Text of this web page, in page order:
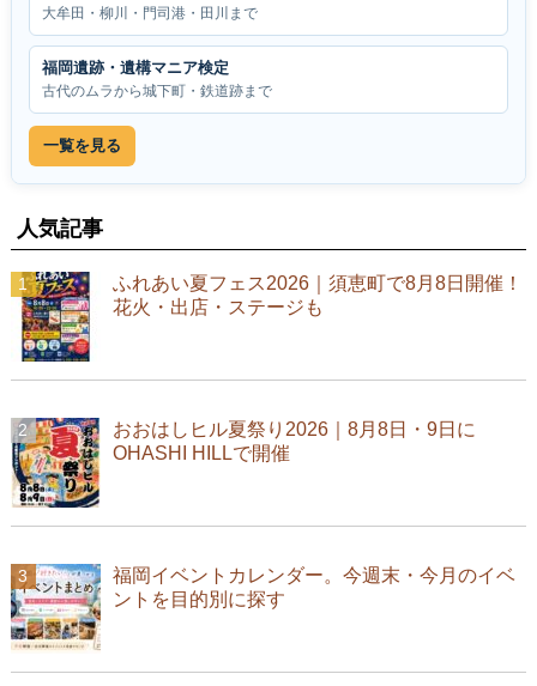
大牟田・柳川・門司港・田川まで
福岡遺跡・遺構マニア検定
古代のムラから城下町・鉄道跡まで
一覧を見る
人気記事
ふれあい夏フェス2026｜須恵町で8月8日開催！
花火・出店・ステージも
おおはしヒル夏祭り2026｜8月8日・9日に
OHASHI HILLで開催
福岡イベントカレンダー。今週末・今月のイベ
ントを目的別に探す